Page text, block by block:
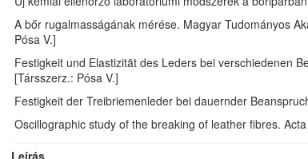
A bőr rugalmasságának mérése. Magyar Tudományos
Pósa V.]
Festigkeit und Elastizität des Leders bei verschiedenen
[Társszerz.: Pósa V.]
Festigkeit der Treibriemenleder bei dauernder
Oscillographic study of the breaking of leather fibres.